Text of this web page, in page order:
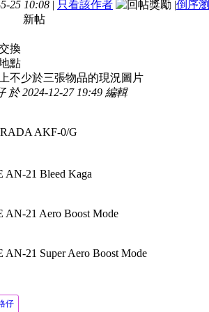
25 10:08 | 只看該作者 |倒序
新帖
換
點
不少於三張物品的現況圖片
於 2024-12-27 19:49 編輯
AKF-0/G
AN-21 Bleed Kaga
AN-21 Aero Boost Mode
AN-21 Super Aero Boost Mode
仔